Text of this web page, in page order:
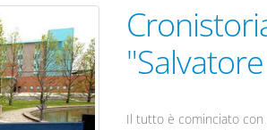
Il tutto è cominciato con